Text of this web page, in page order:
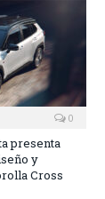
0
presenta
y
Cross